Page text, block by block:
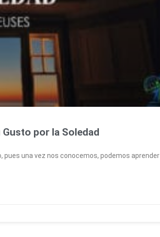
por la Soledad
una vez nos conocemos, podemos aprender